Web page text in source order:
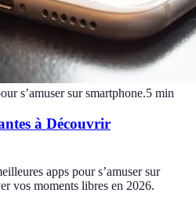
s’amuser sur smartphone.5 min
à Découvrir
apps pour s’amuser sur
vos moments libres en 2026.